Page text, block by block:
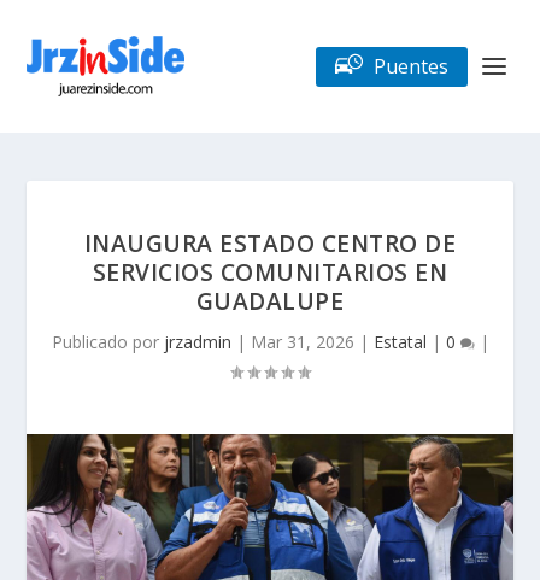
Puentes
INAUGURA ESTADO CENTRO DE
SERVICIOS COMUNITARIOS EN
GUADALUPE
Publicado por jrzadmin | Mar 31, 2026 | Estatal | 0 |